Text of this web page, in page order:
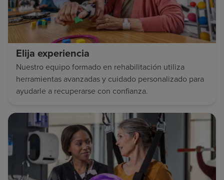
Elija experiencia
Nuestro equipo formado en rehabilitación utiliza
herramientas avanzadas y cuidado personalizado para
ayudarle a recuperarse con confianza.